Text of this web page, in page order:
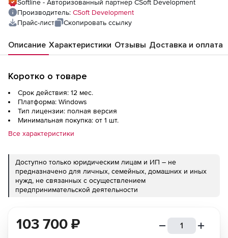
Softline - Авторизованный партнер CSoft Development
Производитель: CSoft Development
Прайс-лист
Скопировать ссылку
Описание Характеристики Отзывы Доставка и оплата
Коротко о товаре
Срок действия: 12 мес.
Платформа: Windows
Тип лицензии: полная версия
Минимальная покупка: от 1 шт.
Все характеристики
Доступно только юридическим лицам и ИП – не
предназначено для личных, семейных, домашних и иных
нужд, не связанных с осуществлением
предпринимательской деятельности
103 700 ₽